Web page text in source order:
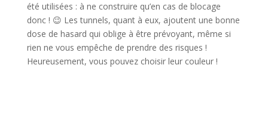
été utilisées : à ne construire qu’en cas de blocage
donc ! 😉 Les tunnels, quant à eux, ajoutent une bonne
dose de hasard qui oblige à être prévoyant, même si
rien ne vous empêche de prendre des risques !
Heureusement, vous pouvez choisir leur couleur !